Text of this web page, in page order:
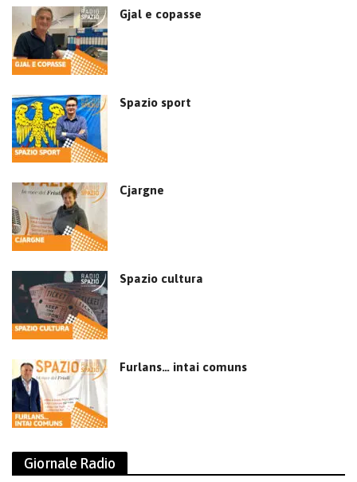
Gjal e copasse
Spazio sport
Cjargne
Spazio cultura
Furlans… intai comuns
Giornale Radio